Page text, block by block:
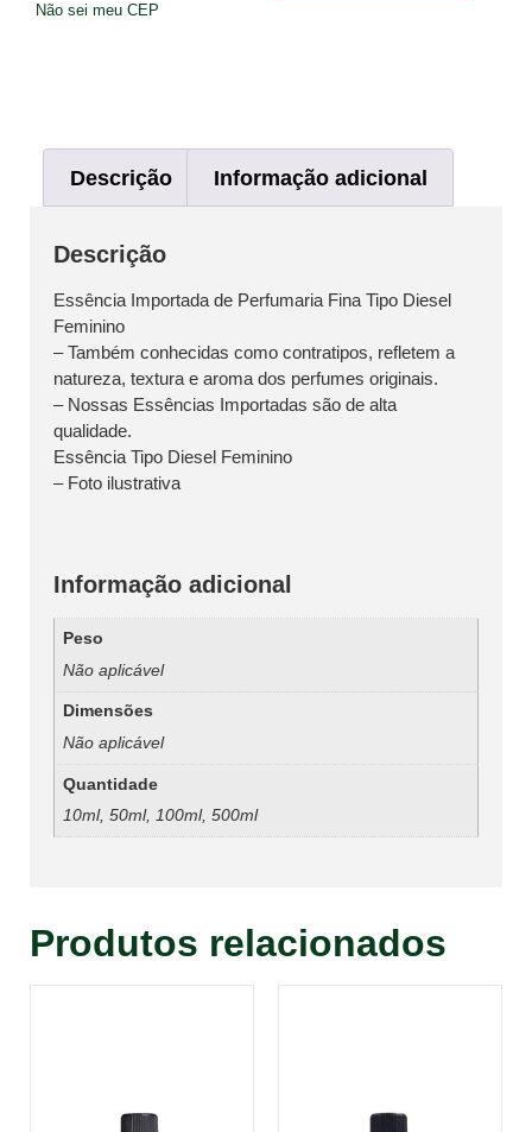
Não sei meu CEP
Descrição Informação adicional
Descrição
Essência Importada de Perfumaria Fina Tipo Diesel
Feminino
– Também conhecidas como contratipos, refletem a
natureza, textura e aroma dos perfumes originais.
– Nossas Essências Importadas são de alta
qualidade.
Essência Tipo Diesel Feminino
– Foto ilustrativa
Informação adicional
Peso
Não aplicável
Dimensões
Não aplicável
Quantidade
10ml, 50ml, 100ml, 500ml
Produtos relacionados